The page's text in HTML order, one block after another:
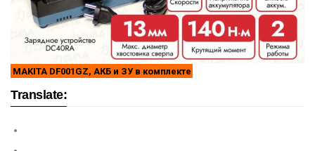
MAKITA DF001GZ, АКБ и ЗУ в комплекте
Translate: